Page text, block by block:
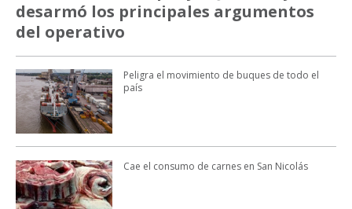
desarmó los principales argumentos
del operativo
Peligra el movimiento de buques de todo el
país
Cae el consumo de carnes en San Nicolás